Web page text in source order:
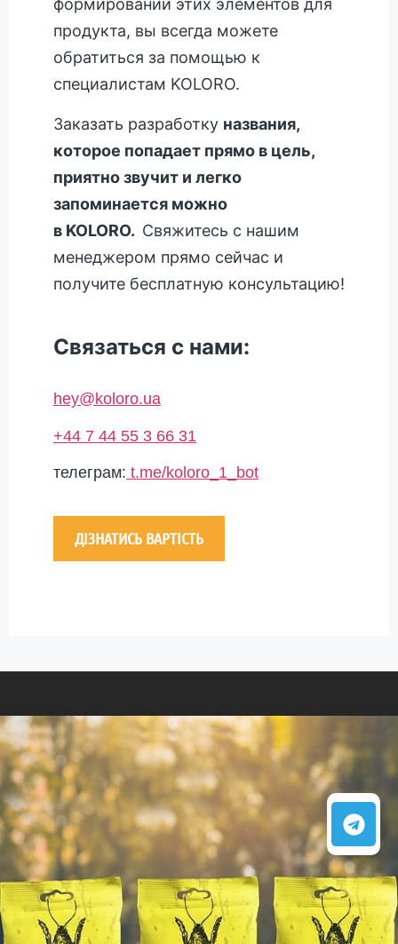
формировании этих элементов для
продукта, вы всегда можете
обратиться за помощью к
специалистам KOLORO.
Заказать разработку названия,
которое попадает прямо в цель,
приятно звучит и легко
запоминается можно
в KOLORO. Свяжитесь с нашим
менеджером прямо сейчас и
получите бесплатную консультацию!
Связаться с нами:
hey@koloro.ua
+44 7 44 55 3 66 31
телеграм: t.me/koloro_1_bot
ДІЗНАТИСЬ ВАРТІСТЬ